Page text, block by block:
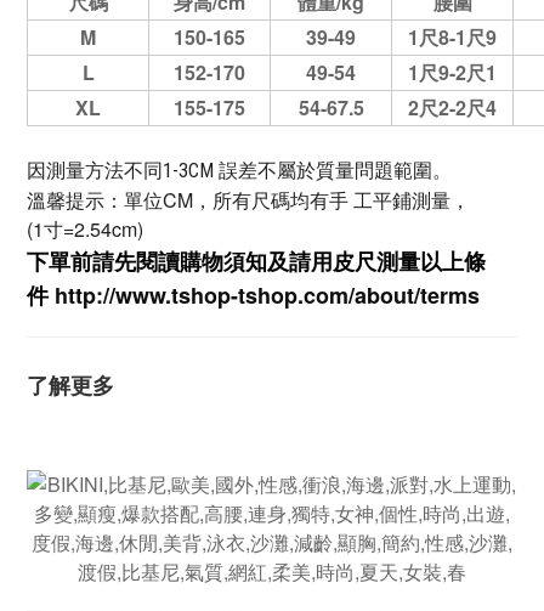
M
150-165 39-49
1尺8-1尺9
L
152-170 49-54
1尺9-2尺1
XL
155-175 54-67.5 2尺2-2尺4
因測量方法不同1-3CM 誤差不屬於質量問題範圍。
溫馨提示：單位CM，所有尺碼均有手 工平鋪測量，
(1寸=2.54cm)
下單前請先閱讀購物須知及請用皮尺測量以上條
件 http://www.tshop-tshop.com/about/terms
了解更多